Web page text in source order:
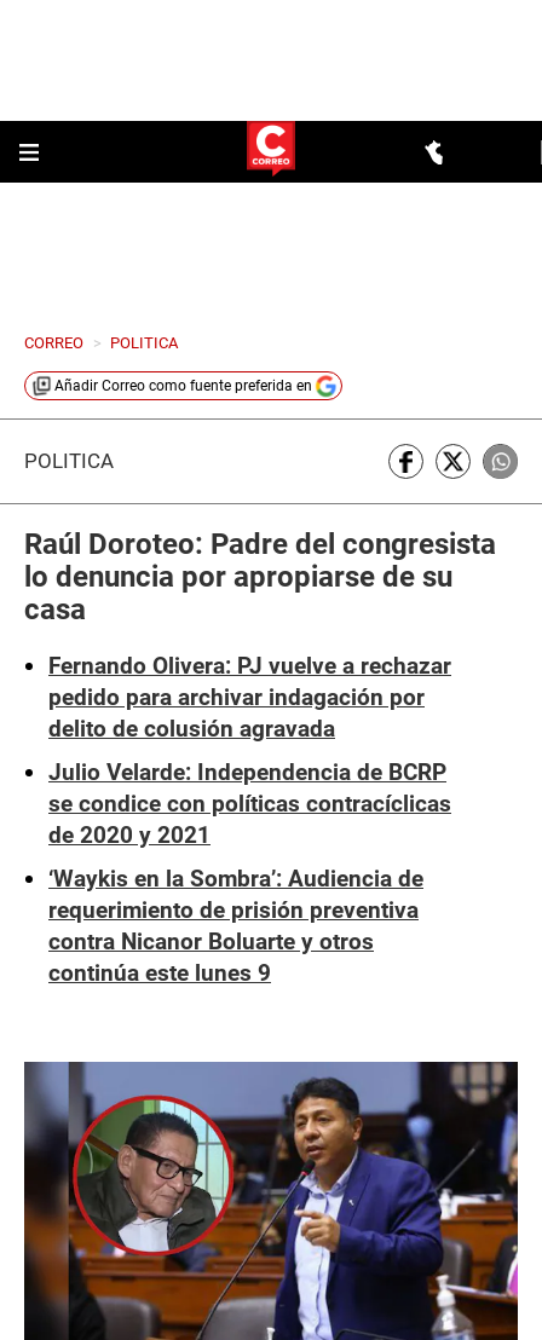
CORREO > POLITICA
Añadir Correo como fuente preferida en
POLÍTICA
Raúl Doroteo: Padre del congresista
lo denuncia por apropiarse de su
casa
Fernando Olivera: PJ vuelve a rechazar
pedido para archivar indagación por
delito de colusión agravada
Julio Velarde: Independencia de BCRP
se condice con políticas contracíclicas
de 2020 y 2021
‘Waykis en la Sombra’: Audiencia de
requerimiento de prisión preventiva
contra Nicanor Boluarte y otros
continúa este lunes 9